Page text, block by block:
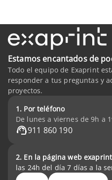
Estamos encantados de
Todo el equipo de Exaprint
responder a tus preguntas y
proyectos.
1. Por teléfono
De lunes a viernes de 9h a
911 860 190
2. En la página web
las 24h del día 7 días a la